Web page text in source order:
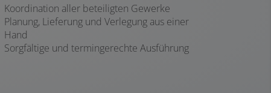
Koordination aller beteiligten Gewerke
Planung, Lieferung und Verlegung aus einer
Hand
Sorgfältige und termingerechte Ausführung